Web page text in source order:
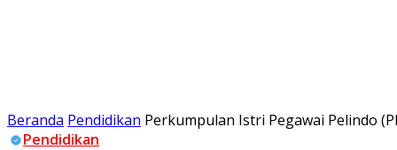
Beranda Pendidikan Perkumpulan Istri Pegawai Pelindo
Pendidikan